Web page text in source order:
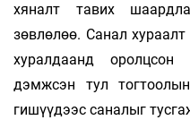
хяналт тавих
зөвлөлөө. Санал
хуралдаанд
дэмжсэн тул
гишүүдээс саналыг